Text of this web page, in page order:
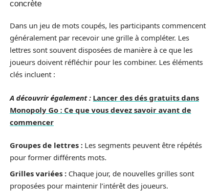
concrète
Dans un jeu de mots coupés, les participants commencent
généralement par recevoir une grille à compléter. Les
lettres sont souvent disposées de manière à ce que les
joueurs doivent réfléchir pour les combiner. Les éléments
clés incluent :
A découvrir également : Lancer des dés gratuits dans
Monopoly Go : Ce que vous devez savoir avant de
commencer
Groupes de lettres : Les segments peuvent être répétés
pour former différents mots.
Grilles variées : Chaque jour, de nouvelles grilles sont
proposées pour maintenir l’intérêt des joueurs.